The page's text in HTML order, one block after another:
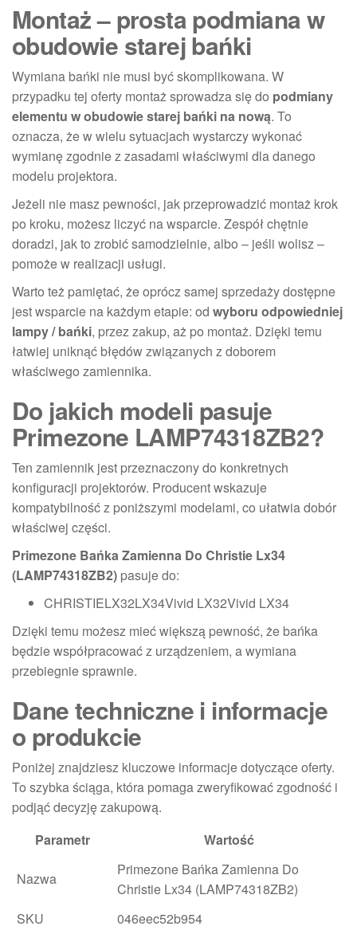
Montaż – prosta podmiana w
obudowie starej bańki
Wymiana bańki nie musi być skomplikowana. W
przypadku tej oferty montaż sprowadza się do podmiany
elementu w obudowie starej bańki na nową. To
oznacza, że w wielu sytuacjach wystarczy wykonać
wymianę zgodnie z zasadami właściwymi dla danego
modelu projektora.
Jeżeli nie masz pewności, jak przeprowadzić montaż krok
po kroku, możesz liczyć na wsparcie. Zespół chętnie
doradzi, jak to zrobić samodzielnie, albo – jeśli wolisz –
pomoże w realizacji usługi.
Warto też pamiętać, że oprócz samej sprzedaży dostępne
jest wsparcie na każdym etapie: od wyboru odpowiedniej
lampy / bańki, przez zakup, aż po montaż. Dzięki temu
łatwiej uniknąć błędów związanych z doborem
właściwego zamiennika.
Do jakich modeli pasuje
Primezone LAMP74318ZB2?
Ten zamiennik jest przeznaczony do konkretnych
konfiguracji projektorów. Producent wskazuje
kompatybilność z poniższymi modelami, co ułatwia dobór
właściwej części.
Primezone Bańka Zamienna Do Christie Lx34
(LAMP74318ZB2) pasuje do:
CHRISTIELX32LX34Vivid LX32Vivid LX34
Dzięki temu możesz mieć większą pewność, że bańka
będzie współpracować z urządzeniem, a wymiana
przebiegnie sprawnie.
Dane techniczne i informacje
o produkcie
Poniżej znajdziesz kluczowe informacje dotyczące oferty.
To szybka ściąga, która pomaga zweryfikować zgodność i
podjąć decyzję zakupową.
Parametr
Wartość
Nazwa
Primezone Bańka Zamienna Do
Christie Lx34 (LAMP74318ZB2)
SKU
046eec52b954